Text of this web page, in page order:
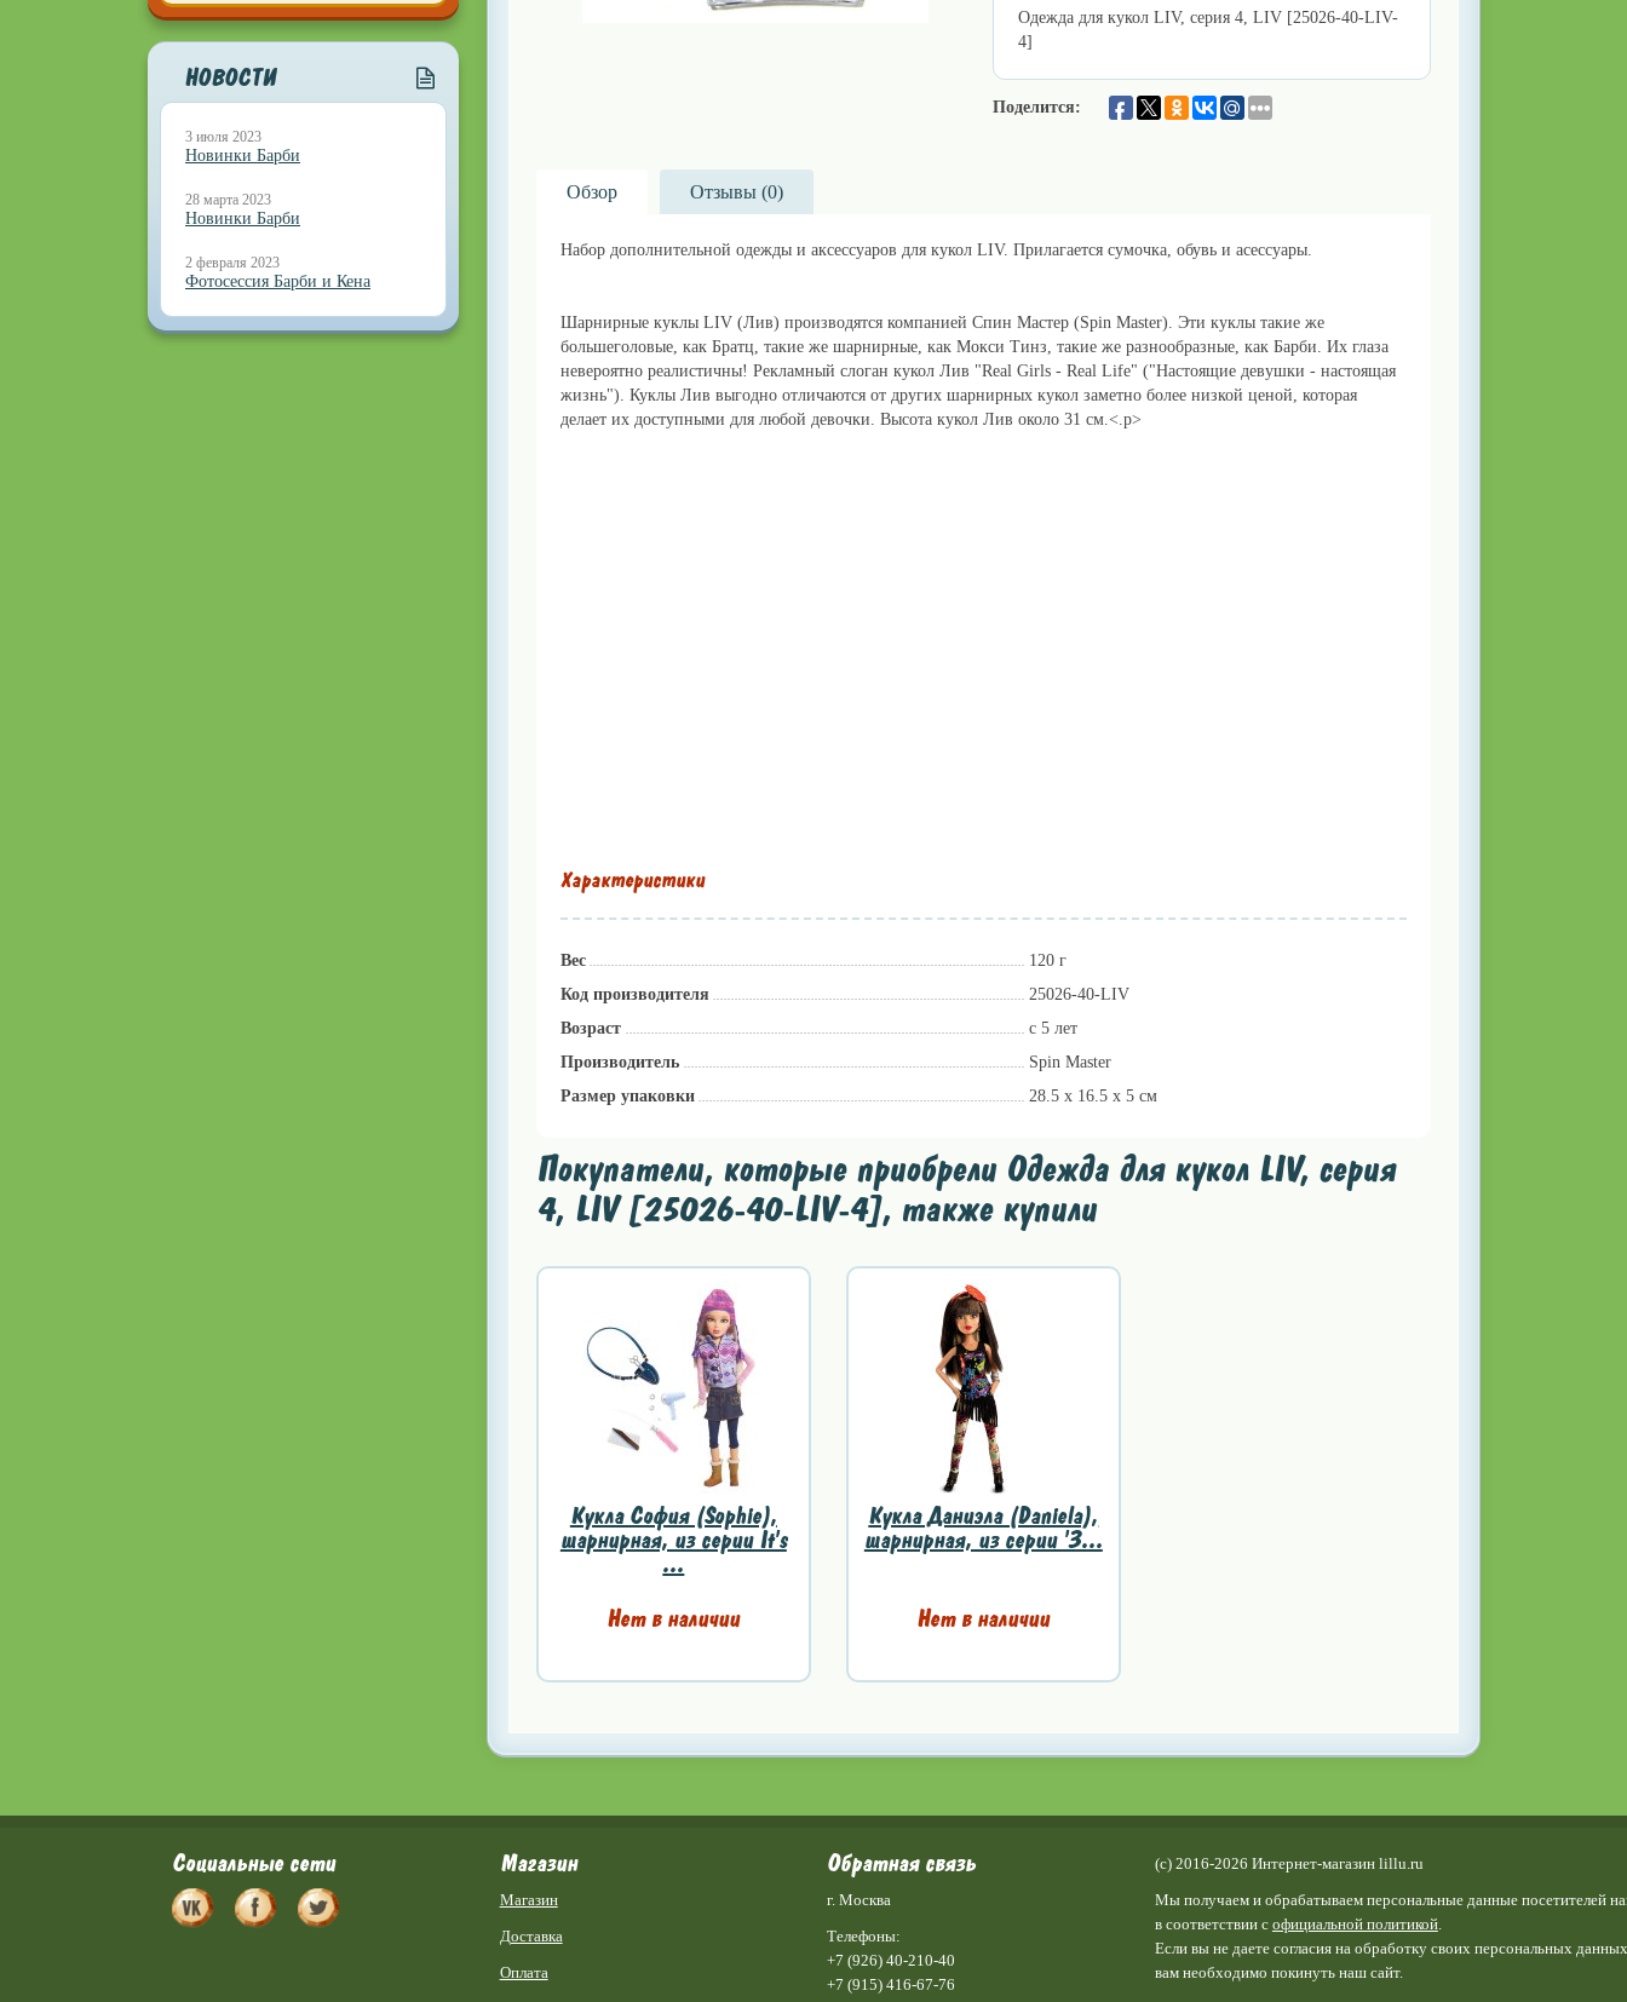
НОВОСТИ
3 июля 2023
Новинки Барби
28 марта 2023
Новинки Барби
2 февраля 2023
Фотосессия Барби и Кена
Одежда для кукол LIV, серия 4, LIV [25026-40-LIV-
4]
Поделится:
Обзор Отзывы (0)
Набор дополнительной одежды и аксессуаров для кукол LIV. Прилагается сумочка, обувь и асессуары.
Шарнирные куклы LIV (Лив) производятся компанией Спин Мастер (Spin Master). Эти куклы такие же
большеголовые, как Братц, такие же шарнирные, как Мокси Тинз, такие же разнообразные, как Барби. Их глаза
невероятно реалистичны! Рекламный слоган кукол Лив "Real Girls - Real Life" ("Настоящие девушки - настоящая
жизнь"). Куклы Лив выгодно отличаются от других шарнирных кукол заметно более низкой ценой, которая
делает их доступными для любой девочки. Высота кукол Лив около 31 см.<.p>
Характеристики
Вес
120 г
Код производителя
25026-40-LIV
Возраст
с 5 лет
Производитель
Spin Master
Размер упаковки
28.5 x 16.5 x 5 см
Покупатели, которые приобрели Одежда для кукол LIV, серия
4, LIV [25026-40-LIV-4], также купили
Кукла София (Sophie),
шарнирная, из серии It's
...
Нет в наличии
Кукла Даниэла (Daniela),
шарнирная, из серии 'З...
Нет в наличии
Социальные сети Магазин
Магазин
Доставка
Оплата
Обратная связь
г. Москва
Телефоны:
+7 (926) 40-210-40
+7 (915) 416-67-76
(c) 2016-2026 Интернет-магазин lillu.ru
Мы получаем и обрабатываем персональные данные посетителей
в соответствии с официальной политикой.
Если вы не даете согласия на обработку своих персональных
вам необходимо покинуть наш сайт.